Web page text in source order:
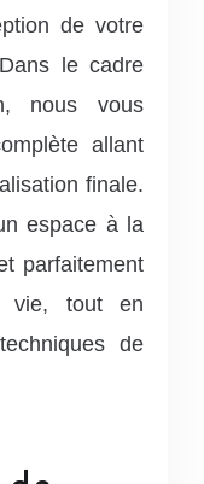
de votre
le cadre
nous vous
allant
finale.
espace à la
parfaitement
vie, tout en
de